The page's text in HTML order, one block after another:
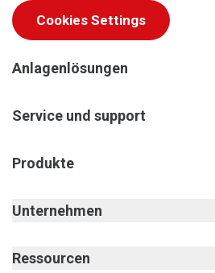
Cookies Settings
Anlagenlösungen
Service und support
Produkte
Unternehmen
Ressourcen